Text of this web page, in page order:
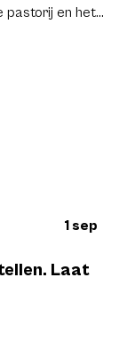
pastorij en het
Wat is
te
1 sep
Laat